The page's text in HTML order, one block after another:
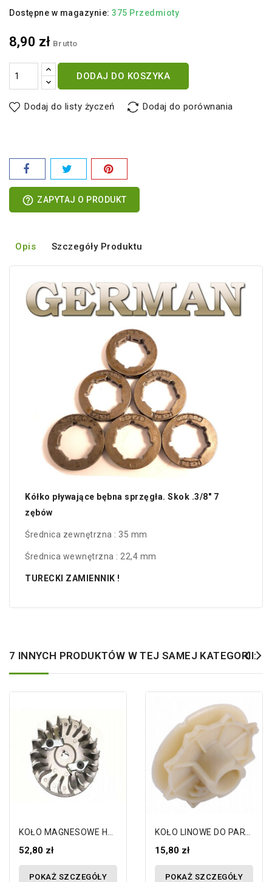
Dostępne w magazynie: 375 Przedmioty
8,90 zł Brutto
DODAJ DO KOSZYKA
Dodaj do listy życzeń Dodaj do porównania
help_outline ZAPYTAJ O PRODUKT
Opis Szczegóły Produktu
Kółko pływające bębna sprzęgła. Skok .3/8" 7
zębów
Średnica zewnętrzna : 35 mm
Średnica wewnętrzna : 22,4 mm
TURECKI ZAMIENNIK !
7 INNYCH PRODUKTÓW W TEJ SAMEJ KATEGORII:
52,80 zł
POKAŻ SZCZEGÓŁY
15,80 zł
POKAŻ SZCZEGÓŁY